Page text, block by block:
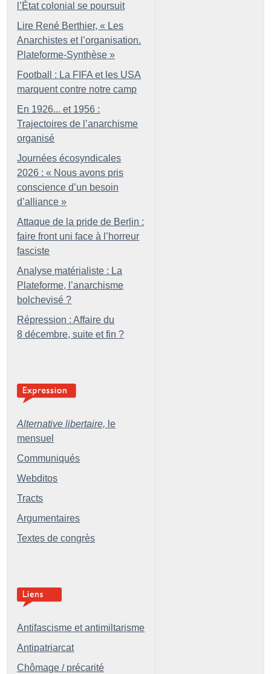
l’État colonial se poursuit
Lire René Berthier, « Les
Anarchistes et l’organisation.
Plateforme-Synthèse »
Football : La FIFA et les USA
marquent contre notre camp
En 1926... et 1956 :
Trajectoires de l’anarchisme
organisé
Journées écosyndicales
2026 : « Nous avons pris
conscience d’un besoin
d’alliance »
Attaque de la pride de Berlin :
faire front uni face à l’horreur
fasciste
Analyse matérialiste : La
Plateforme, l’anarchisme
bolchevisé ?
Répression : Affaire du
8 décembre, suite et fin ?
Alternative libertaire, le
mensuel
Communiqués
Webditos
Tracts
Argumentaires
Textes de congrès
Antifascisme et antimiltarisme
Antipatriarcat
Chômage / précarité